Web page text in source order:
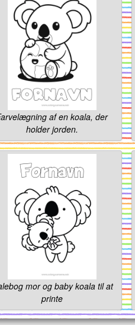
af en koala, der
holder jorden.
mor og baby koala til at
printe